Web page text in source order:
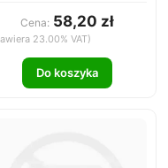
Cena: 58,20 zł
23.00% VAT)
Do koszyka